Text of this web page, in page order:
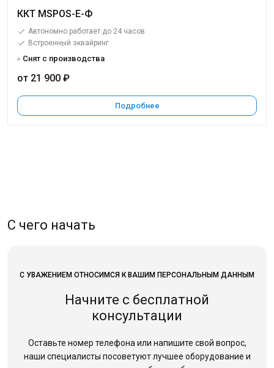
ККТ MSPOS-E-Ф
Автономно работает до 24 часов
Встроенный эквайринг
Снят с производства
от 21 900 ₽
Подробнее
С чего начать
С УВАЖЕНИЕМ ОТНОСИМСЯ К ВАШИМ ПЕРСОНАЛЬНЫМ ДАННЫМ
Начните с бесплатной
консультации
Оставьте номер телефона или напишите свой вопрос,
наши специалисты посоветуют лучшее оборудование и